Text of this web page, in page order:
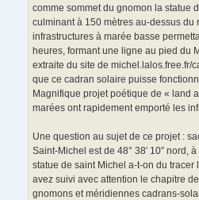
comme sommet du gnomon la statue
culminant à 150 mètres au-dessus du
infrastructures à marée basse
heures, formant une ligne au pied du
extraite du site de michel.lalos.free.fr/
que ce cadran solaire puisse
Magnifique projet poétique de « land
marées ont rapidement emporté les
Une question au sujet de ce projet :
Saint-Michel est de 48° 38′ 10″ nord,
statue de saint Michel a-t-on du
avez suivi avec attention le chapitre
gnomons et méridiennes cadrans-